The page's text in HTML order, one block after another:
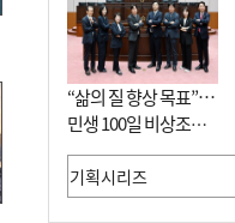
“삶의 질 향상 목표”…
민생 100일 비상조치
면밀 심사